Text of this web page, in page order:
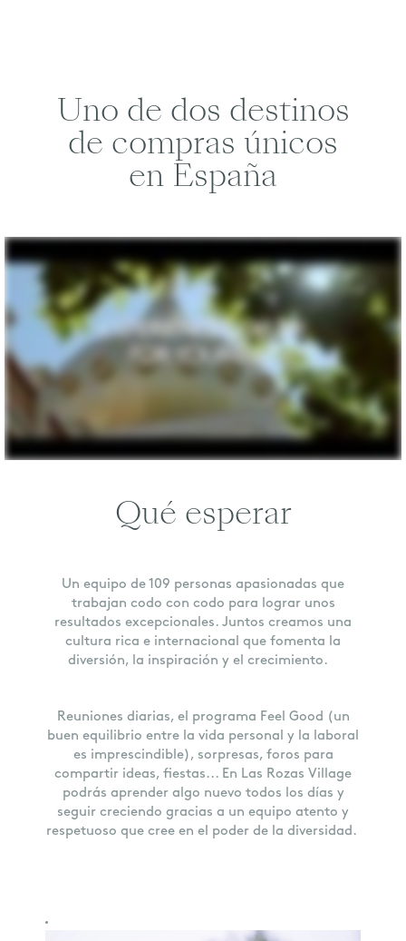
Uno de dos destinos
de compras únicos
en España
Qué esperar
Un equipo de 109 personas apasionadas que
trabajan codo con codo para lograr unos
resultados excepcionales. Juntos creamos una
cultura rica e internacional que fomenta la
diversión, la inspiración y el crecimiento.
Reuniones diarias, el programa Feel Good (un
buen equilibrio entre la vida personal y la laboral
es imprescindible), sorpresas, foros para
compartir ideas, fiestas... En Las Rozas Village
podrás aprender algo nuevo todos los días y
seguir creciendo gracias a un equipo atento y
respetuoso que cree en el poder de la diversidad.